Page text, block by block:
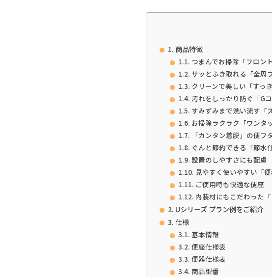
商品特徴
つまんでお掃除「フロン
サッとふき取れる「全周
クリーンで美しい「すっ
汚れをしっかり防ぐ「Gコ
すみずみまで洗い流す「
お掃除ラクラク「ワンタ
「カンタン着脱」の便フ
ぐんと節約できる「節水
設置のしやすさにも配慮
見やすく使いやすい「便
ご使用時も快適な便座
内装材にもこだわった「
Uシリーズ プラン例をご紹介
仕様
基本情報
便座仕様表
便器仕様表
商品型番